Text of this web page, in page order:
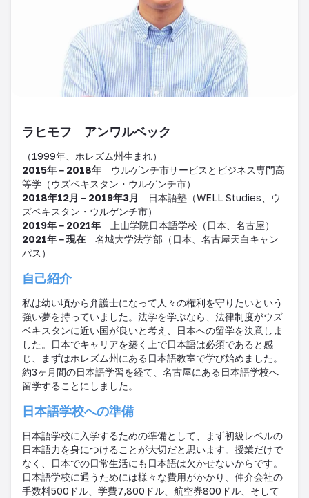
ラヒモフ アンワルベック
（1999年、ホレズム州生まれ）
2015年－2018年 ウルゲンチ市サービスとビジネス専門高
等学（ウズベキスタン・ウルゲンチ市）
2018年12月 －2019年3月 日本語塾（WELL Studies、ウ
ズベキスタン・ウルゲンチ市）
2019年－2021年 上山学院日本語学校（日本、名古屋）
2021年 －現在 名城大学法学部（日本、名古屋天白キャン
パス）
自己紹介
私は幼い頃から弁護士になって人々の権利を守りたいという
強い夢を持っていました。法学を学ぶなら、法律制度がウズ
ベキスタンに近い国が良いと考え、日本への留学を決意しま
した。日本でキャリアを築く上で日本語は必須であると感
じ、まずはホレズム州にある日本語教室で学び始めました。
約3ヶ月間の日本語学習を経て、名古屋にある日本語学校へ
留学することにしました。
日本語学校への準備
日本語学校に入学するための準備として、まず初級レベルの
日本語力を身につけることが大切だと思います。授業だけで
なく、日本での日常生活にも日本語は欠かせないからです。
日本語学校に通うためには様々な費用がかかり、仲介会社の
手数料500 ドル、学費7,800 ドル、航空券800 ドル、そして